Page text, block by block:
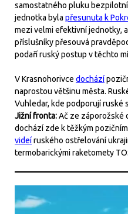
samostatného pluku
jednotka byla přesunuta k
mezi velmi efektivní jednotky,
příslušníky přesouvá
podaří ruský postup v těchto
V Krasnohorivce dochází
naprostou většinu města.
Vuhledar, kde podporují ruské
Jižní fronta:Ač ze záporožské
dochází zde k těžkým
videíruského ostřelování
termobarickými raketomety